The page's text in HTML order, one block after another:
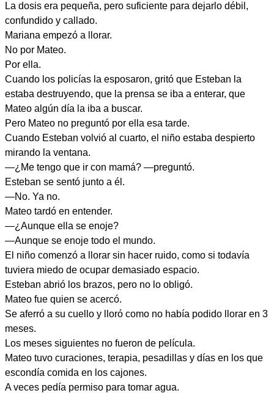
La dosis era pequeña, pero suficiente para dejarlo débil,
confundido y callado.
Mariana empezó a llorar.
No por Mateo.
Por ella.
Cuando los policías la esposaron, gritó que Esteban la
estaba destruyendo, que la prensa se iba a enterar, que
Mateo algún día la iba a buscar.
Pero Mateo no preguntó por ella esa tarde.
Cuando Esteban volvió al cuarto, el niño estaba despierto
mirando la ventana.
—¿Me tengo que ir con mamá? —preguntó.
Esteban se sentó junto a él.
—No. Ya no.
Mateo tardó en entender.
—¿Aunque ella se enoje?
—Aunque se enoje todo el mundo.
El niño comenzó a llorar sin hacer ruido, como si todavía
tuviera miedo de ocupar demasiado espacio.
Esteban abrió los brazos, pero no lo obligó.
Mateo fue quien se acercó.
Se aferró a su cuello y lloró como no había podido llorar en 3
meses.
Los meses siguientes no fueron de película.
Mateo tuvo curaciones, terapia, pesadillas y días en los que
escondía comida en los cajones.
A veces pedía permiso para tomar agua.